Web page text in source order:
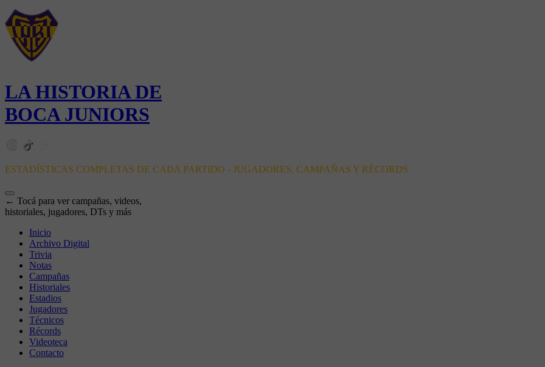
LA HISTORIA DE
BOCA JUNIORS
ESTADÍSTICAS COMPLETAS DE CADA PARTIDO - JUGADORES, CAMPAÑAS Y RÉCORDS
← Tocá para ver campañas, videos,
historiales, jugadores, DTs y más
Inicio
Archivo Digital
Trivia
Notas
Campañas
Historiales
Estadios
Jugadores
Técnicos
Récords
Videoteca
Contacto